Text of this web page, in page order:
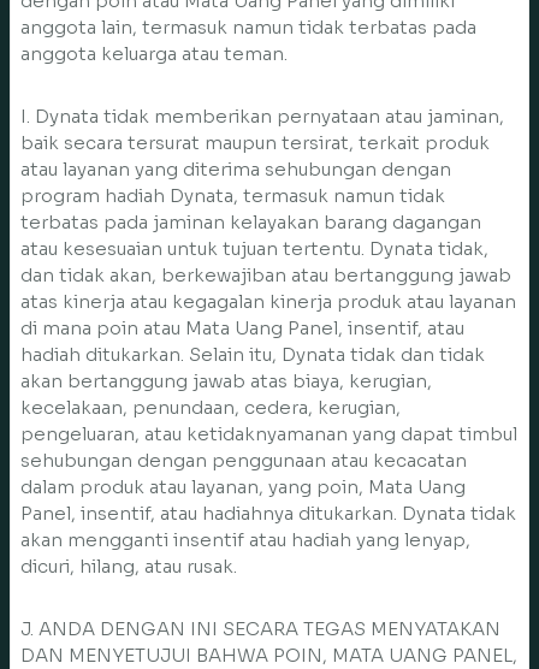
anggota lain, termasuk namun tidak terbatas pada
anggota keluarga atau teman.
I. Dynata tidak memberikan pernyataan atau jaminan,
baik secara tersurat maupun tersirat, terkait produk
atau layanan yang diterima sehubungan dengan
program hadiah Dynata, termasuk namun tidak
terbatas pada jaminan kelayakan barang dagangan
atau kesesuaian untuk tujuan tertentu. Dynata tidak,
dan tidak akan, berkewajiban atau bertanggung jawab
atas kinerja atau kegagalan kinerja produk atau layanan
di mana poin atau Mata Uang Panel, insentif, atau
hadiah ditukarkan. Selain itu, Dynata tidak dan tidak
akan bertanggung jawab atas biaya, kerugian,
kecelakaan, penundaan, cedera, kerugian,
pengeluaran, atau ketidaknyamanan yang dapat timbul
sehubungan dengan penggunaan atau kecacatan
dalam produk atau layanan, yang poin, Mata Uang
Panel, insentif, atau hadiahnya ditukarkan. Dynata tidak
akan mengganti insentif atau hadiah yang lenyap,
dicuri, hilang, atau rusak.
J. ANDA DENGAN INI SECARA TEGAS MENYATAKAN
DAN MENYETUJUI BAHWA POIN, MATA UANG PANEL,